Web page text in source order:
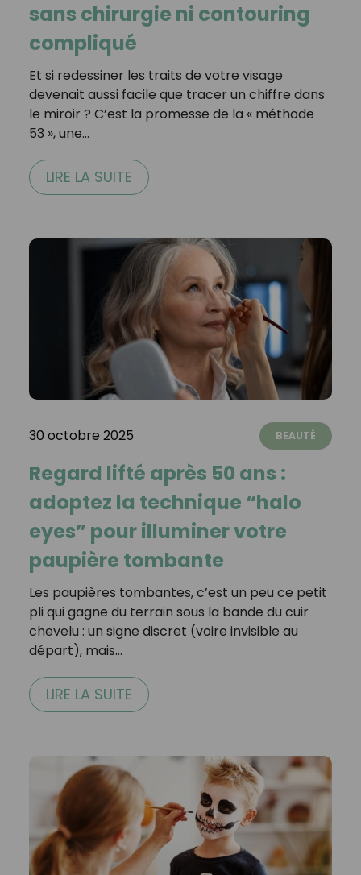
sans chirurgie ni contouring
compliqué
Et si redessiner les traits de votre visage
devenait aussi facile que tracer un chiffre dans
le miroir ? C’est la promesse de la « méthode
53 », une…
LIRE LA SUITE
30 octobre 2025 BEAUTÉ
Regard lifté après 50 ans :
adoptez la technique “halo
eyes” pour illuminer votre
paupière tombante
Les paupières tombantes, c’est un peu ce petit
pli qui gagne du terrain sous la bande du cuir
chevelu : un signe discret (voire invisible au
départ), mais…
LIRE LA SUITE